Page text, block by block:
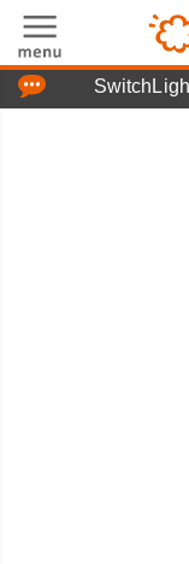
SwitchLight
「つぶやき」の使